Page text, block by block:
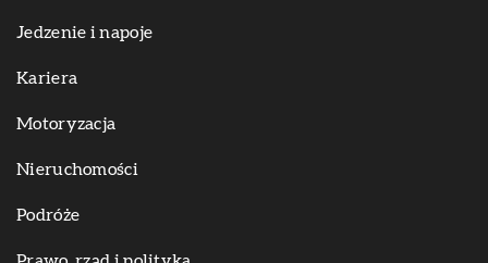
Jedzenie i napoje
Kariera
Motoryzacja
Nieruchomości
Podróże